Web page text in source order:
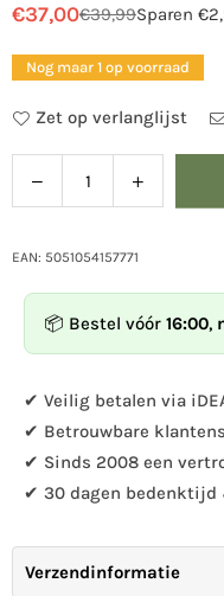
Normale
prijs
€37,00€39,99Sparen
Nog maar 1 op voorraad
Zet op verlanglijst
Hoeveelheid
Verlaag
de
voor
Voederhuis
Sacramento
Verhoog
de
Voederhuis
EAN: 5051054157771
📦 Bestel vóór 16:00,
✔ Veilig betalen via
✔ Betrouwbare
✔ Sinds 2008 een
✔ 30 dagen bedenktijd
Verzendinformatie